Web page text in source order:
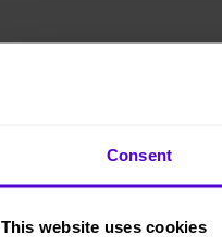
Consent
This website uses cookies